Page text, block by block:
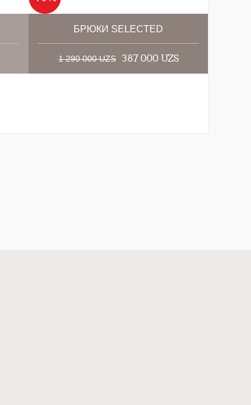
БРЮКИ SELECTED
1 290 000 UZS 387 000 UZS